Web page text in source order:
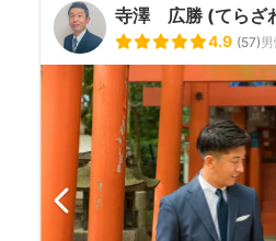
寺澤 広勝 (てらざ
4.9 (57)